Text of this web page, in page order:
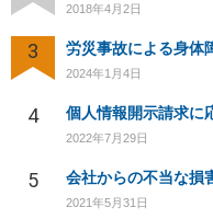
2018年4月2日
3
2024年1月4日
4 個人情報開示請求に
2022年7月29日
5 会社からの不当な損
2021年5月31日